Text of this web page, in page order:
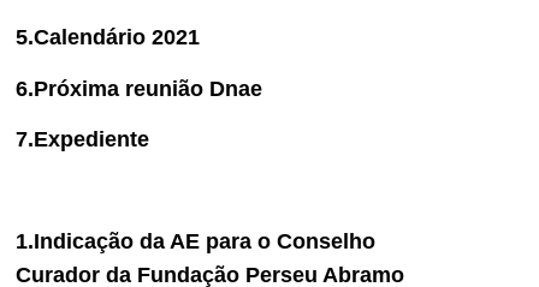
5.Calendário 2021
6.Próxima reunião Dnae
7.Expediente
1.Indicação da AE para o Conselho
Curador da Fundação Perseu Abramo